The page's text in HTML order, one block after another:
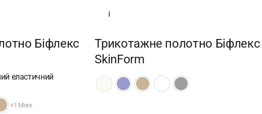
Біфлекс
еластичний
+1 More
i
Трикотажне полотно Біфлекс
SkinForm